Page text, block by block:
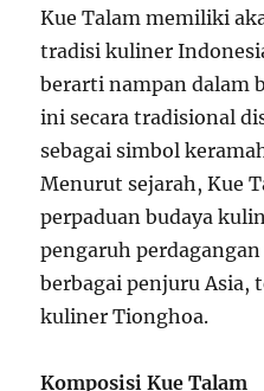
Kue Talam memiliki
tradisi kuliner
berarti nampan dalam
ini secara tradisional
sebagai simbol
Menurut sejarah, Kue
perpaduan budaya
pengaruh
berbagai penjuru Asia,
kuliner Tionghoa.
Komposisi Kue Talam